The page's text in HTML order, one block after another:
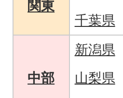
関東
千葉県
中部
新潟県
山梨県